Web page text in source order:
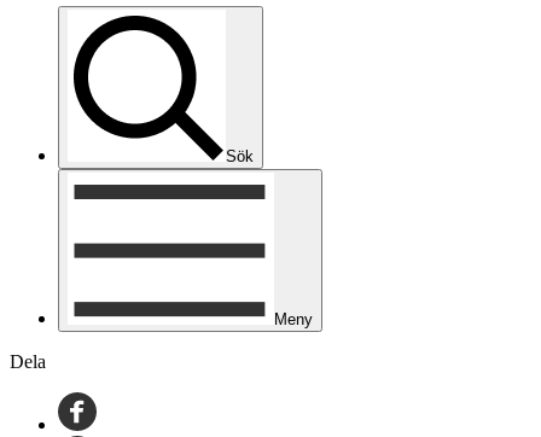
Sök
Meny
Dela